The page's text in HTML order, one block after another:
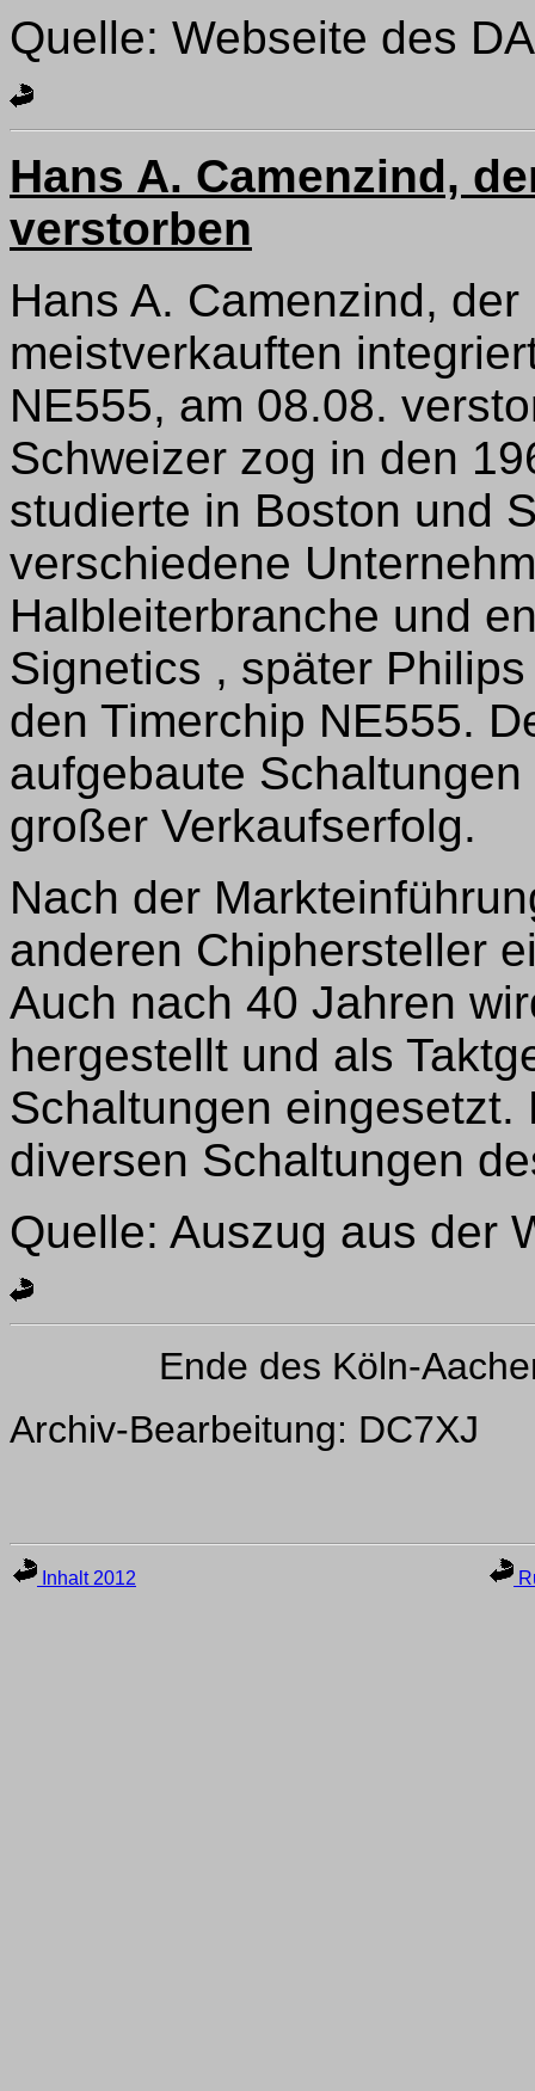
Quelle: Webseite des
Hans A. Camenzind,
verstorben
Hans A. Camenzind,
meistverkauften
NE555, am 08.08.
Schweizer zog in den
studierte in Boston und
verschiedene
Halbleiterbranche und
Signetics , später
den Timerchip NE555.
aufgebaute
großer Verkaufserfolg.
Nach der
anderen Chiphersteller
Auch nach 40 Jahren
hergestellt und als
Schaltungen
diversen Schaltungen
Quelle: Auszug aus der
Ende des Köln-
Archiv-Bearbeitung: DC7XJ
Inhalt 2012